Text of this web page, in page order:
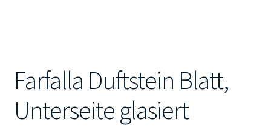
Farfalla Duftstein Blatt,
Unterseite glasiert